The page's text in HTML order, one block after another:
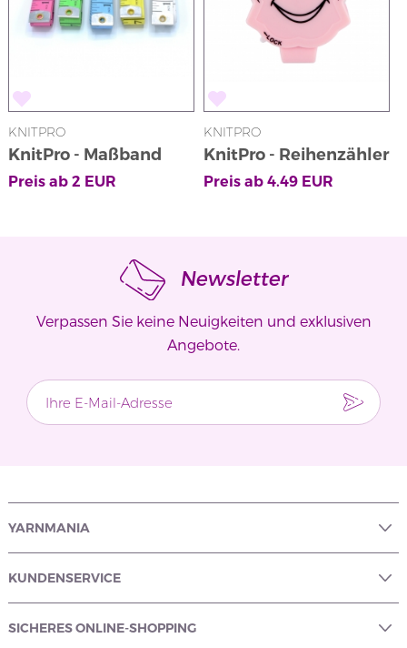
KNITPRO
KnitPro - Maßband
Preis ab 2 EUR
KNITPRO
KnitPro - Reihenzähler
in Rosa mit
Preis ab 4.49EUR
Newsletter
Verpassen Sie keine Neuigkeiten und exklusiven
Angebote.
YARNMANIA
KUNDENSERVICE
SICHERES ONLINE-SHOPPING